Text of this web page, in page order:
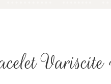
Variscite